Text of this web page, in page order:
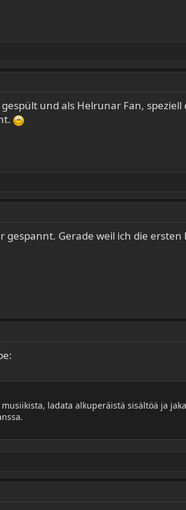
und als Helrunar Fan,
gespannt. Gerade weil ich die
ladata alkuperäistä sisältöä ja